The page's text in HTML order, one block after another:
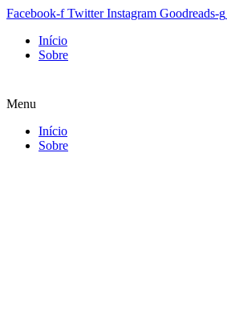
Facebook-f Twitter Instagram Goodreads-g
Início
Sobre
Menu
Início
Sobre